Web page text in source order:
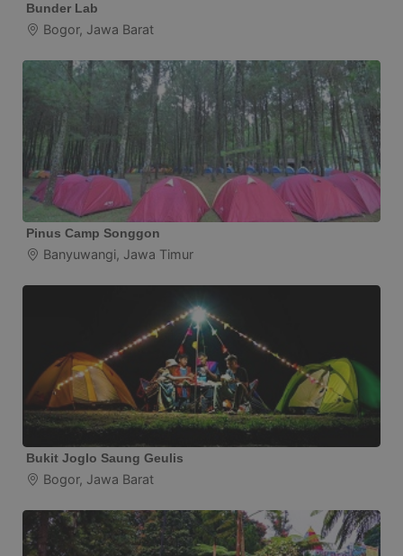
Bunder Lab
Bogor, Jawa Barat
Pinus Camp Songgon
Banyuwangi, Jawa Timur
Bukit Joglo Saung Geulis
Bogor, Jawa Barat